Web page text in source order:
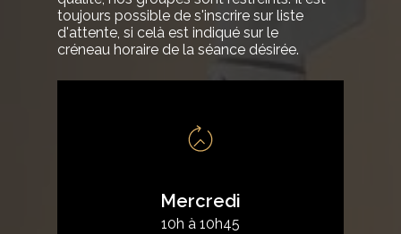
toujours possible de s'inscrire sur liste
d'attente, si celà est indiqué sur le
créneau horaire de la séance désirée.
Mercredi
10h à 10h45